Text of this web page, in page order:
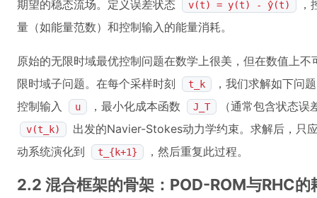
期望的稳态流场。定义误差状态
v(t) = y(t) - ŷ(t)
量（如能量范数）和控制输入的能量消耗。
原始的无限时域最优控制问题在数学上很美，但在数值上
限时域子问题。在每个采样时刻
t_k
，我们求解如下问
控制输入
u ，最小化成本函数 J_T （通常包含状态
v(t_k)
出发的Navier-Stokes动力学约束。求解后，只
动系统演化到
t_{k+1} ，然后重复此过程。
2.2 混合框架的骨架：POD-ROM与RHC的